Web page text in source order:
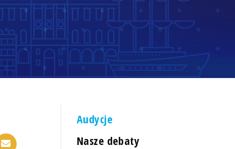
Audycje
Nasze debaty